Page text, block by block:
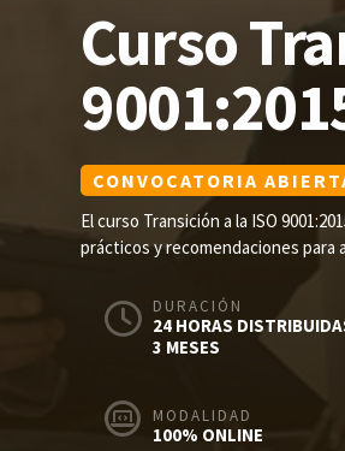
Curso
CONVOCATORIA
El curso Transición a la ISO
prácticos y recomendaciones para
DURACIÓN
24 HORAS
3 MESES
MODALIDAD
100% ONLINE